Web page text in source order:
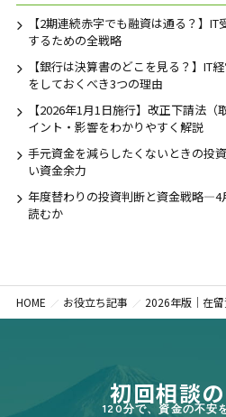
【2期連続赤字でも融資は通る？】
するための全戦略
【銀行は決算書のどこを見る？】IT
をしておくべき3つの理由
【2026年1月1日施行】改正下請法
イント・影響をわかりやすく解説
手元資金を減らしたくないときの投
い資金余力
年度替わりの投資判断と資金戦略―4
読むか
HOME お役立ち記事
初回相談
120分で、資金の不安